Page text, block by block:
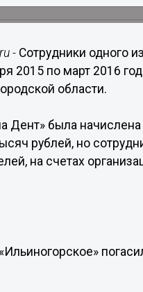
- Сотрудники одного
2015 по март 2016
области.
была начислена
рублей, но
на счетах